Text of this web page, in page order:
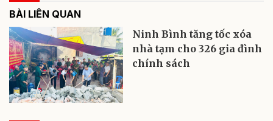
BÀI LIÊN QUAN
Ninh Bình tăng tốc xóa
nhà tạm cho 326 gia đình
chính sách